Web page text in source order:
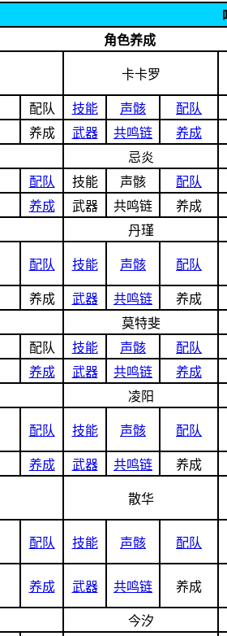
角色养成
卡卡罗
配队 技能 声骸
配队
养成 武器 共鸣链
养成
忌炎
配队 技能 声骸
配队
养成 武器 共鸣链
养成
丹瑾
配队 技能 声骸 配队
养成 武器 共鸣链
养成
莫特斐
配队 技能 声骸
配队
养成 武器 共鸣链
养成
凌阳
配队 技能 声骸 配队
养成 武器 共鸣链 养成
散华
配队 技能 声骸 配队
养成 武器 共鸣链 养成
今汐